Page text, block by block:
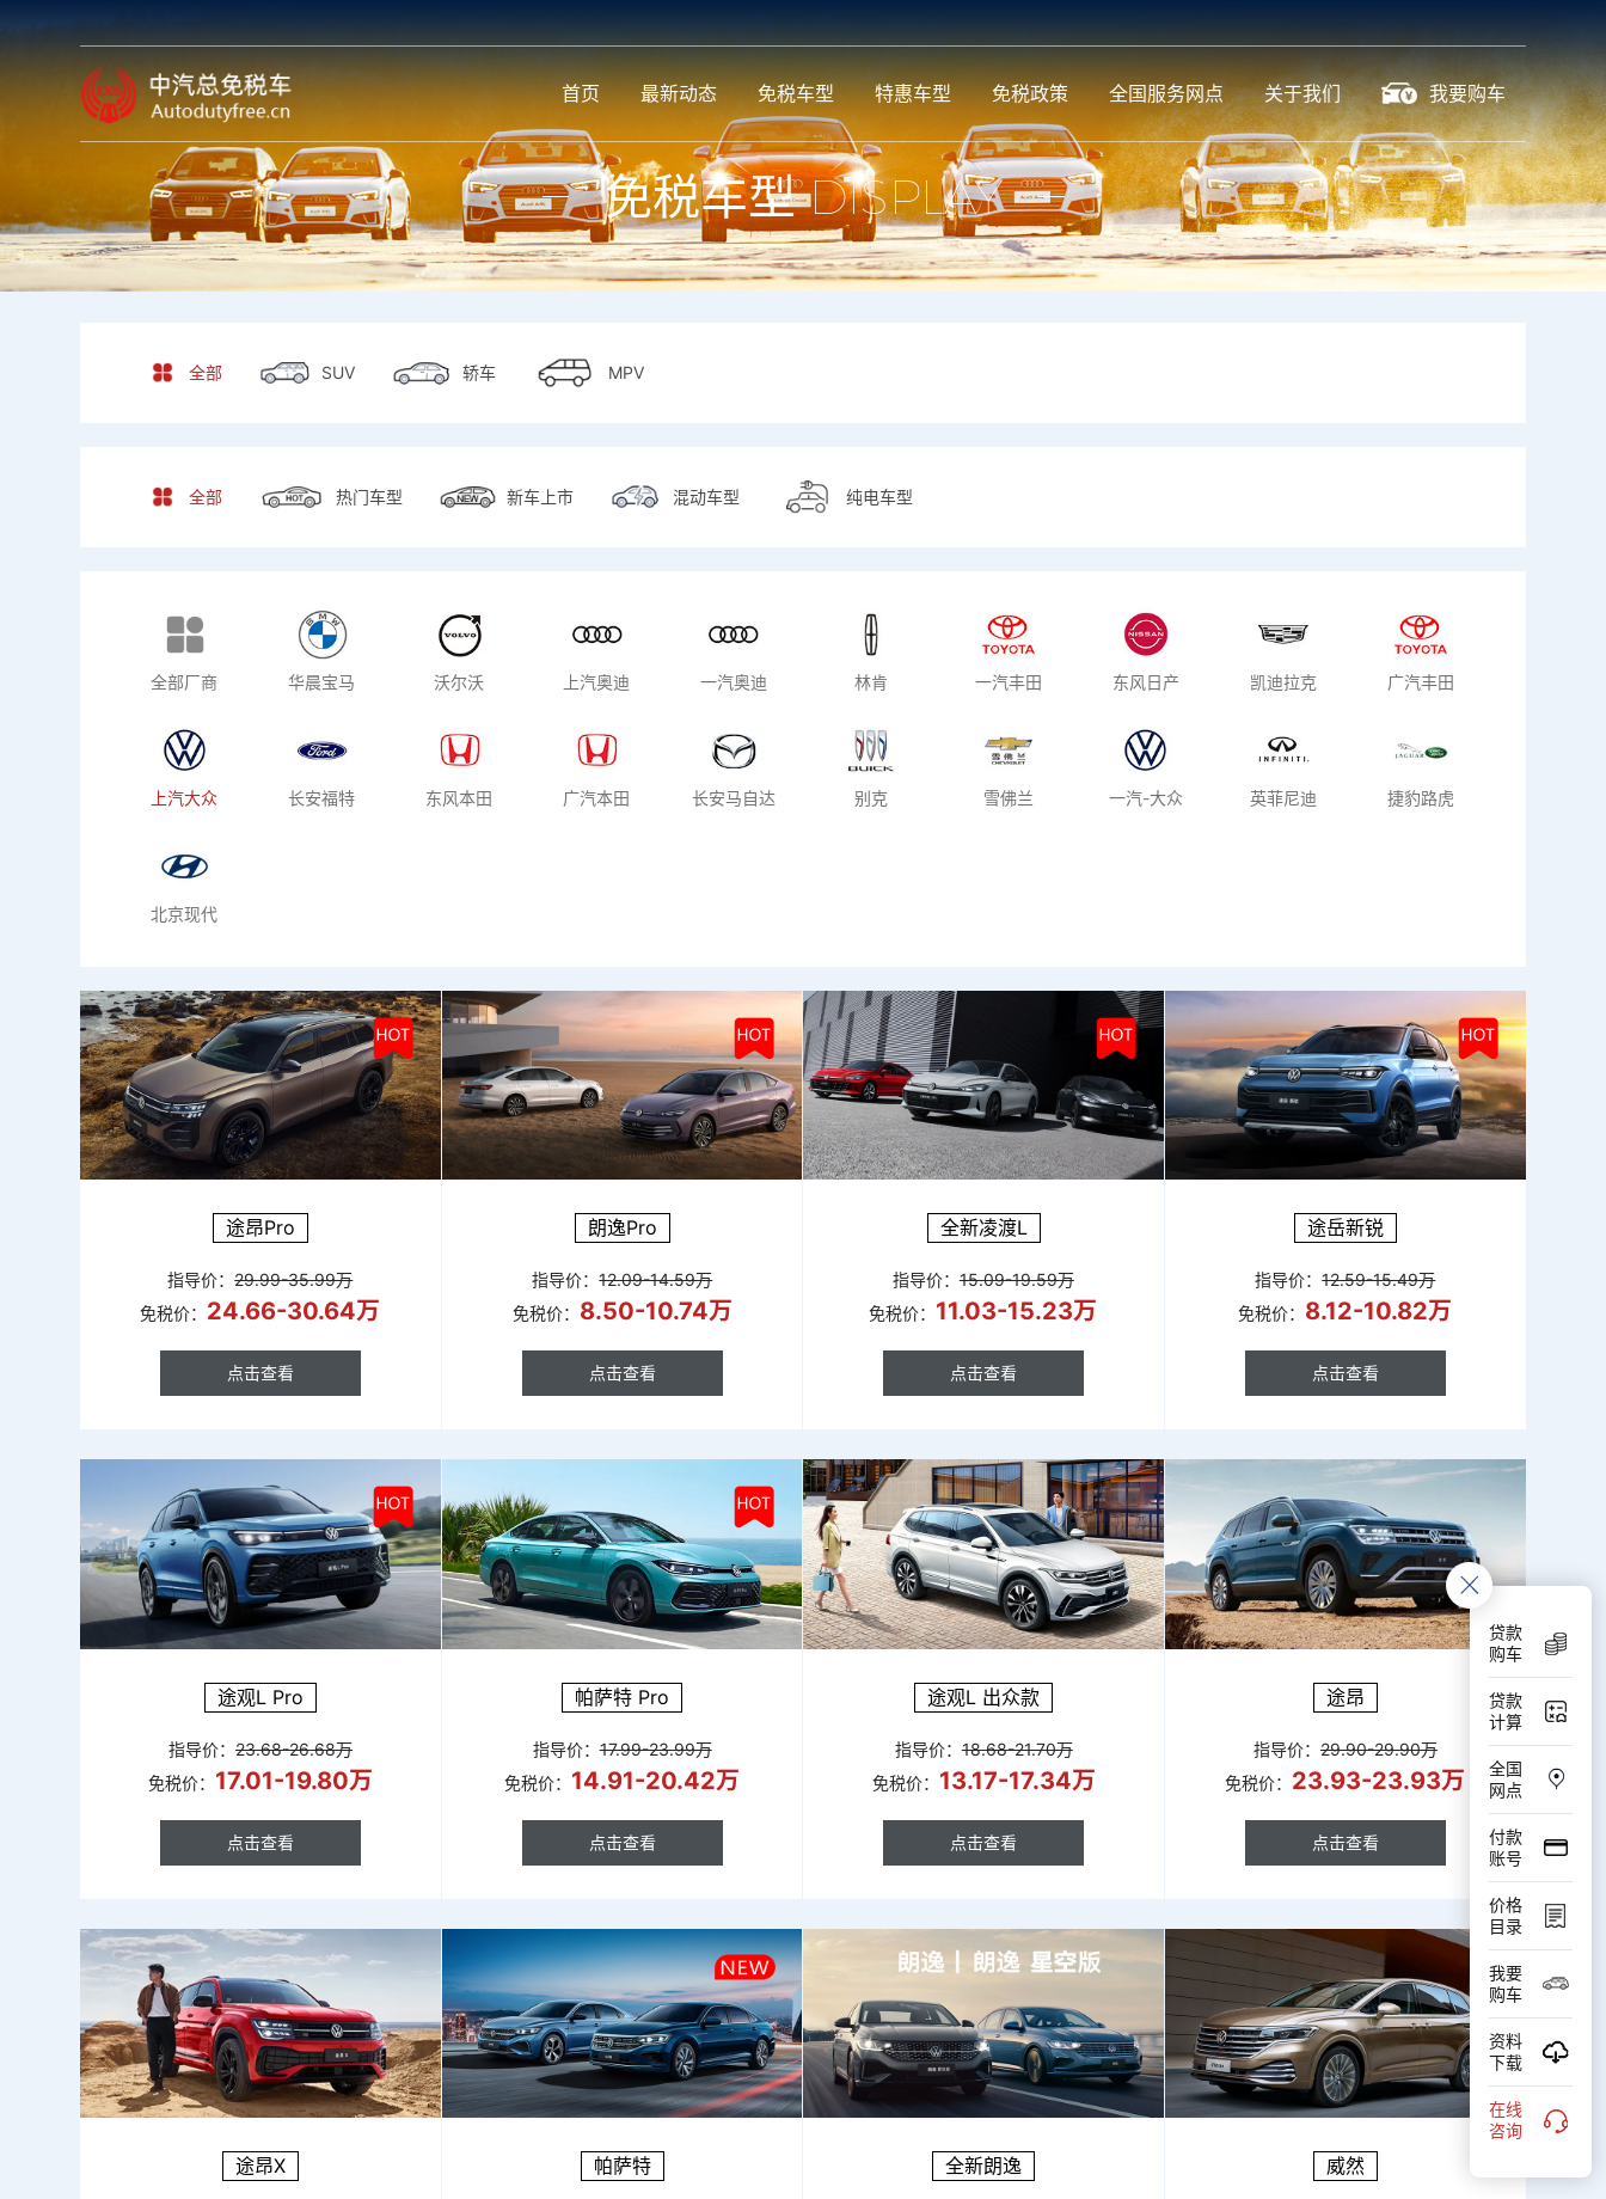
首页 最新动态 免税车型 特惠车型 免税政策 全国服务网点 关于我们 我要购车
免税车型DISPLAY
全部
SUV
轿车
MPV
全部
热门车型
新车上市
混动车型
纯电车型
全部厂商 华晨宝马 沃尔沃 上汽奥迪 一汽奥迪 林肯 一汽丰田 东风日产 凯迪拉克 广汽丰田
上汽大众 长安福特 东风本田 广汽本田 长安马自达 别克 雪佛兰 一汽-大众 英菲尼迪 捷豹路虎
北京现代
途昂Pro
指导价：29.99-35.99万
免税价： 24.66-30.64万
点击查看
朗逸Pro
指导价：12.09-14.59万
免税价： 8.50-10.74万
点击查看
全新凌渡L
指导价：15.09-19.59万
免税价： 11.03-15.23万
点击查看
途岳新锐
指导价：12.59-15.49万
免税价： 8.12-10.82万
点击查看
途观L Pro
指导价：23.68-26.68万
免税价： 17.01-19.80万
点击查看
帕萨特 Pro
指导价：17.99-23.99万
免税价： 14.91-20.42万
点击查看
途观L 出众款
指导价：18.68-21.70万
免税价： 13.17-17.34万
点击查看
途昂
指导价： 29.90-29.90万
免税价： 23.93-23.93万
点击查看
途昂X 帕萨特 全新朗逸 威然
贷款
购车
贷款
计算
全国
网点
付款
账号
价格
目录
我要
购车
资料
下载
在线
咨询